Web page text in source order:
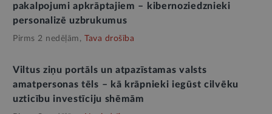
pakalpojumi apkrāptajiem – kibernoziedznieki
personalizē uzbrukumus
Pirms 2 nedēļām, Tava drošība
Viltus ziņu portāls un atpazīstamas valsts
amatpersonas tēls – kā krāpnieki iegūst cilvēku
uzticību investīciju shēmām